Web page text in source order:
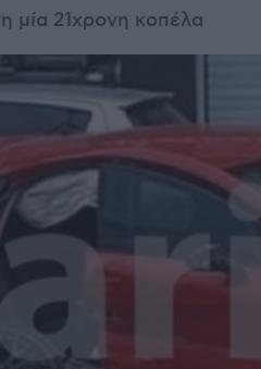
μία 21χρονη κοπέλα